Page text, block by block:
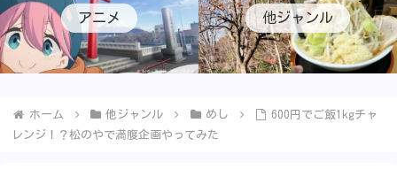
アニメ 他ジャンル
ホーム 他ジャンル めし
600円でご飯1kgチャ
レンジ！？松のやで満腹企画やってみた